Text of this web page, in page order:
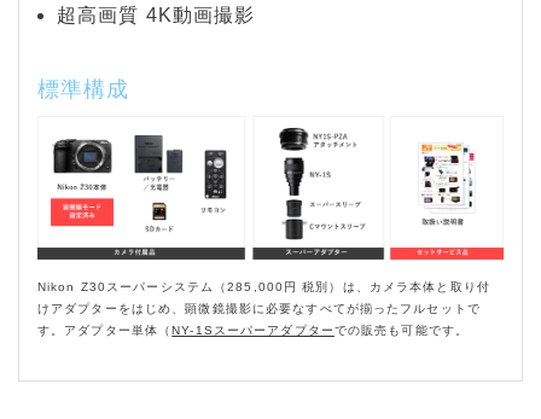
超高画質 4K動画撮影
標準構成
Nikon Z30スーパーシステム（285,000円 税別）は、カメラ本体と取り付
けアダプターをはじめ、顕微鏡撮影に必要なすべてが揃ったフルセットで
す。アダプター単体（NY-1Sスーパーアダプターでの販売も可能です。